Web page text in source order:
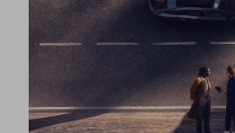
Regulamin - Kluczykomat